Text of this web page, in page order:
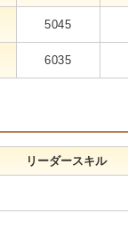
5045
6035
リーダースキル